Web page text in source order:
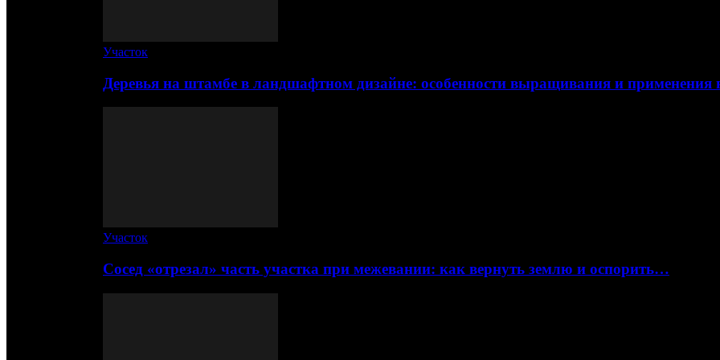
Участок
Деревья на штамбе в ландшафтном дизайне: особенности выращивания и
Участок
Сосед «отрезал» часть участка при межевании: как вернуть землю и оспорить…